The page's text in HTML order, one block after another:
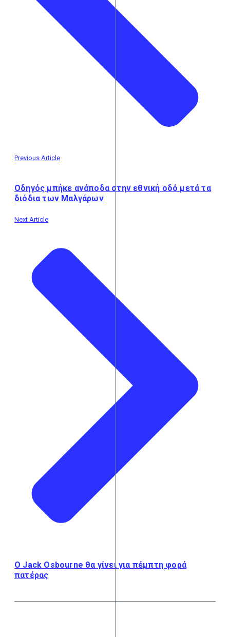
Previous Article
Οδηγός μπήκε ανάποδα στην εθνική οδό μετά τα
διόδια των Μαλγάρων
Next Article
Ο Jack Osbourne θα γίνει για πέμπτη φορά
πατέρας